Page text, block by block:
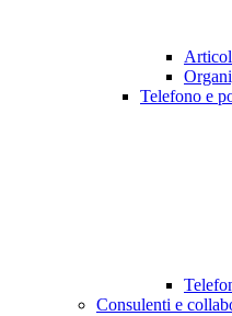
Telefono e
Consulenti e